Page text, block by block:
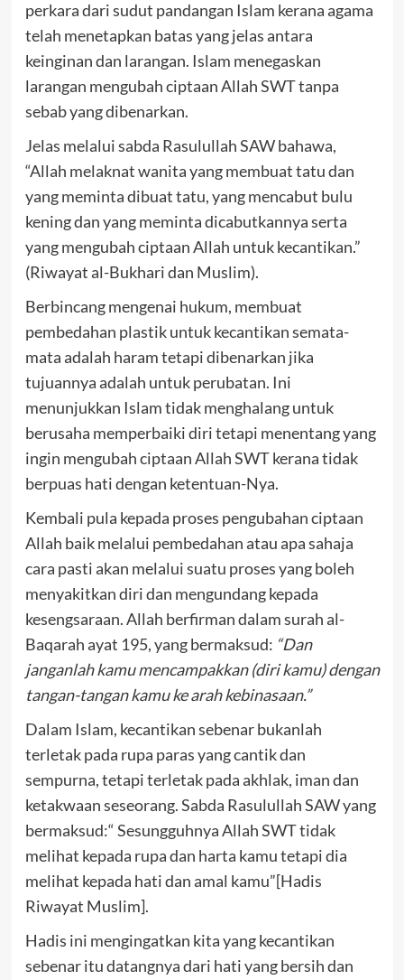
perkara dari sudut pandangan Islam kerana agama
telah menetapkan batas yang jelas antara
keinginan dan larangan. Islam menegaskan
larangan mengubah ciptaan Allah SWT tanpa
sebab yang dibenarkan.
Jelas melalui sabda Rasulullah SAW bahawa,
“Allah melaknat wanita yang membuat tatu dan
yang meminta dibuat tatu, yang mencabut bulu
kening dan yang meminta dicabutkannya serta
yang mengubah ciptaan Allah untuk kecantikan.”
(Riwayat al-Bukhari dan Muslim).
Berbincang mengenai hukum, membuat
pembedahan plastik untuk kecantikan semata-
mata adalah haram tetapi dibenarkan jika
tujuannya adalah untuk perubatan. Ini
menunjukkan Islam tidak menghalang untuk
berusaha memperbaiki diri tetapi menentang yang
ingin mengubah ciptaan Allah SWT kerana tidak
berpuas hati dengan ketentuan-Nya.
Kembali pula kepada proses pengubahan ciptaan
Allah baik melalui pembedahan atau apa sahaja
cara pasti akan melalui suatu proses yang boleh
menyakitkan diri dan mengundang kepada
kesengsaraan. Allah berfirman dalam surah al-
Baqarah ayat 195, yang bermaksud: “Dan
janganlah kamu mencampakkan (diri kamu) dengan
tangan-tangan kamu ke arah kebinasaan.”
Dalam Islam, kecantikan sebenar bukanlah
terletak pada rupa paras yang cantik dan
sempurna, tetapi terletak pada akhlak, iman dan
ketakwaan seseorang. Sabda Rasulullah SAW yang
bermaksud:“ Sesungguhnya Allah SWT tidak
melihat kepada rupa dan harta kamu tetapi dia
melihat kepada hati dan amal kamu”[Hadis
Riwayat Muslim].
Hadis ini mengingatkan kita yang kecantikan
sebenar itu datangnya dari hati yang bersih dan